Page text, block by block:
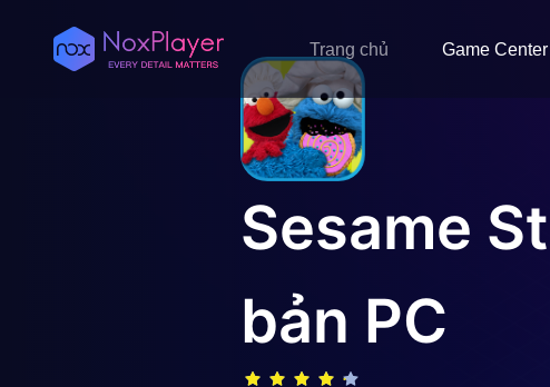
Trang chủ Game Center
Sesame
bản PC